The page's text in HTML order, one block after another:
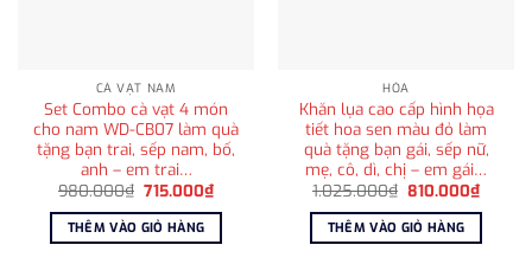
CÀ VẠT NAM
Set Combo cà vạt 4 món
cho nam WD-CB07 làm quà
tặng bạn trai, sếp nam, bố,
anh – em trai…
980.000₫ Giá
là:
980.000₫.
715.000₫Giá
hiện
tại
715.000₫.
THÊM VÀO GIỎ HÀNG
HỎA
Khăn lụa cao cấp hình họa
tiết hoa sen màu đỏ làm
quà tặng bạn gái, sếp nữ,
mẹ, cô, dì, chị – em gái…
1.025.000₫ Giá
là:
1.025.000₫.
810.000₫Giá
hiện
tại
THÊM VÀO GIỎ HÀNG